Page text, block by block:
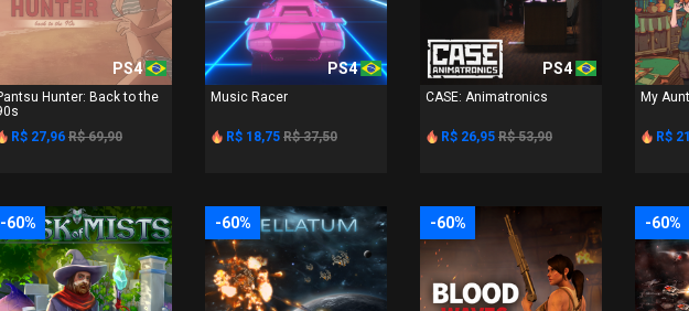
PS4
Hunter: Back to the
R$ 27,96 R$ 69,90
PS4
Music Racer
R$ 18,75 R$ 37,50
PS4
CASE: Animatronics
R$ 26,95 R$ 53,90
My
R$
-60% -60% -60% -60%